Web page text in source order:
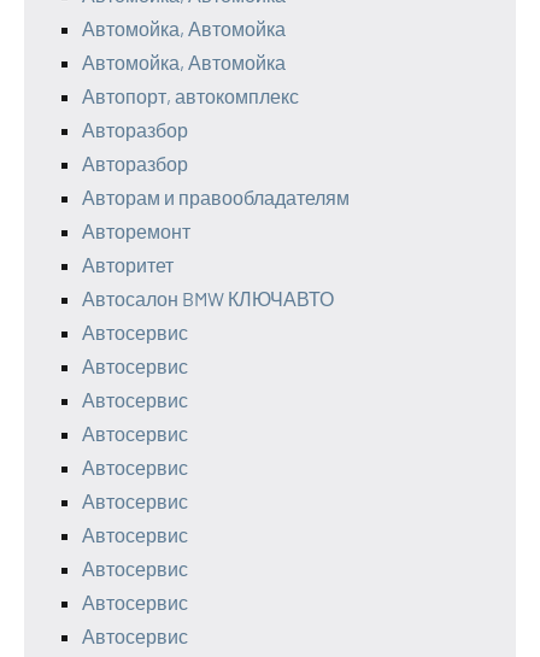
Автомойка, Автомойка
Автомойка, Автомойка
Автопорт, автокомплекс
Авторазбор
Авторазбор
Авторам и правообладателям
Авторемонт
Авторитет
Автосалон BMW КЛЮЧАВТО
Автосервис
Автосервис
Автосервис
Автосервис
Автосервис
Автосервис
Автосервис
Автосервис
Автосервис
Автосервис